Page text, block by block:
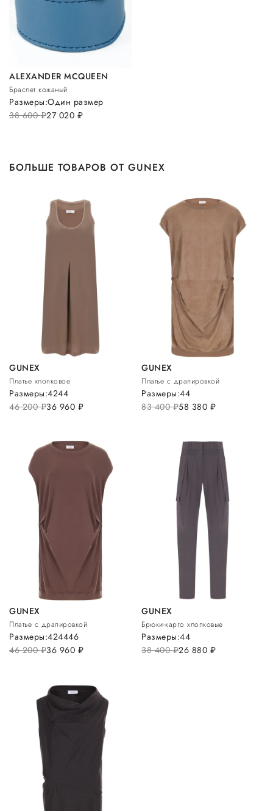
ALEXANDER MCQUEEN
Браслет кожаный
38 600руб.27 020 руб.
Размеры:Один размер
БОЛЬШЕ ТОВАРОВ ОТ GUNEX
GUNEX
Платье хлопковое
46 200руб.36 960 руб.
Размеры:4244
GUNEX
Платье с драпировкой
83 400руб.58 380 руб.
Размеры:44
GUNEX
Платье с драпировкой
46 200руб.36 960 руб.
Размеры:424446
GUNEX
Брюки-карго хлопковые
38 400руб.26 880 руб.
Размеры:44